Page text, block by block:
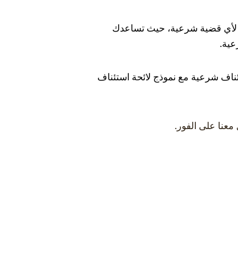
لأي قضية شرعية، حيث تساعدك
شرعية مع نموذج لائحة استئناف
معنا على الفور.